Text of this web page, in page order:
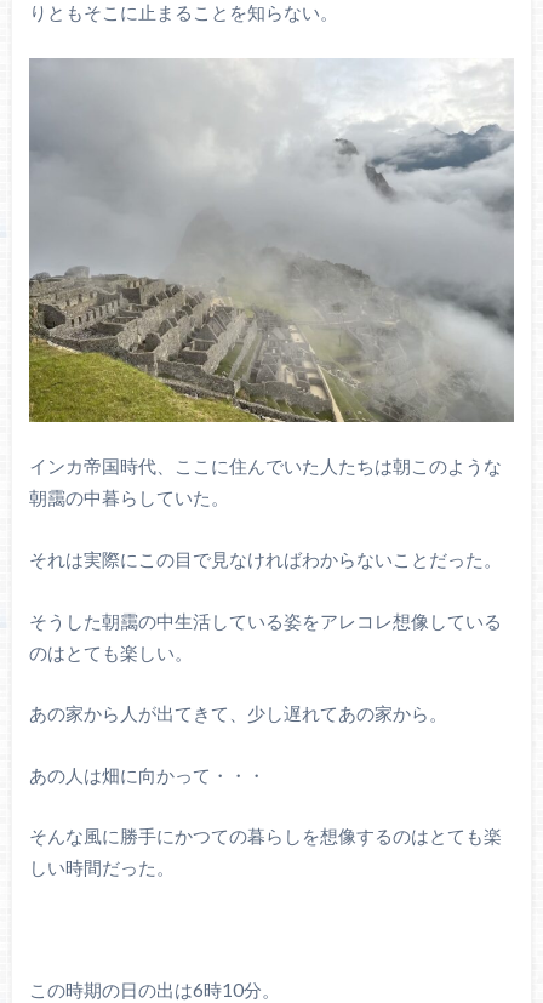
りともそこに止まることを知らない。
インカ帝国時代、ここに住んでいた人たちは朝このような
朝靄の中暮らしていた。
それは実際にこの目で見なければわからないことだった。
そうした朝靄の中生活している姿をアレコレ想像している
のはとても楽しい。
あの家から人が出てきて、少し遅れてあの家から。
あの人は畑に向かって・・・
そんな風に勝手にかつての暮らしを想像するのはとても楽
しい時間だった。
この時期の日の出は6時10分。